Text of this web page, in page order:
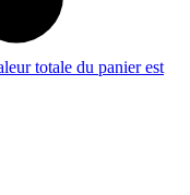
totale du panier est